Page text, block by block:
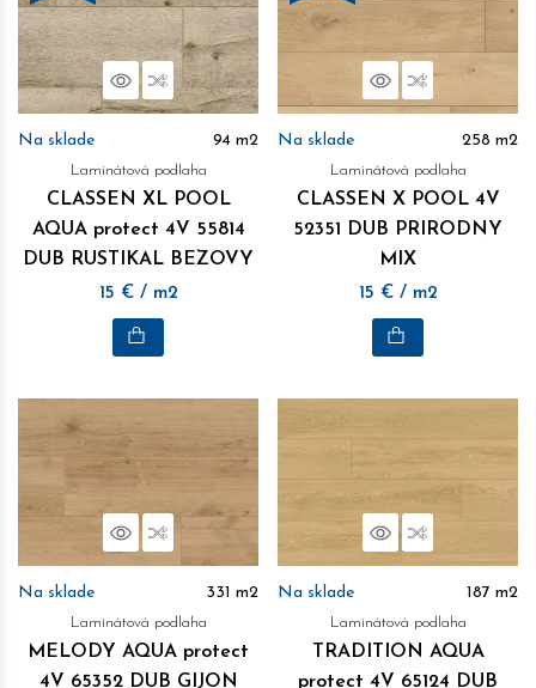
NáhľadPorovnať
Na sklade 94 m2
Laminátová podlaha
CLASSEN XL POOL
AQUA protect 4V 55814
DUB RUSTIKAL BEZOVY
15 € / m2
NáhľadPorovnať
Na sklade 258 m2
Laminátová podlaha
CLASSEN X POOL 4V
52351 DUB PRIRODNY
MIX
15 € / m2
NáhľadPorovnať
Na sklade 331 m2
Laminátová podlaha
MELODY AQUA protect
4V 65352 DUB GIJON
NáhľadPorovnať
Na sklade 187 m2
Laminátová podlaha
TRADITION AQUA
protect 4V 65124 DUB